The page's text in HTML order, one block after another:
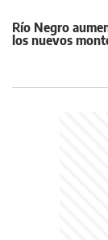
Río Negro
los nuevos